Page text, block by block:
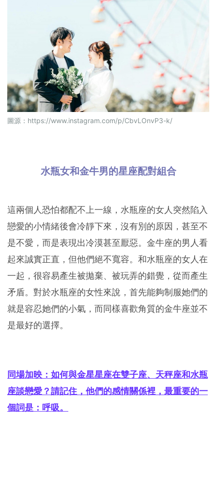
圖源： https://www.instagram.com/p/CbvLOnvP3-k/
水瓶女和金牛男的星座配對組合
這兩個人恐怕都配不上一線，水瓶座的女人突然陷入
戀愛的小情緒後會冷靜下來，沒有別的原因，甚至不
是不愛，而是表現出冷漠甚至厭惡。金牛座的男人看
起來誠實正直，但他們絕不寬容。和水瓶座的女人在
一起，很容易產生被拋棄、被玩弄的錯覺，從而產生
矛盾。對於水瓶座的女性來說，首先能夠制服她們的
就是容忍她們的小氣，而同樣喜歡角質的金牛座並不
是最好的選擇。
同場加映：如何與金星星座在雙子座、天秤座和水瓶
座談戀愛？請記住，他們的感情關係裡，最重要的一
個詞是：呼吸。